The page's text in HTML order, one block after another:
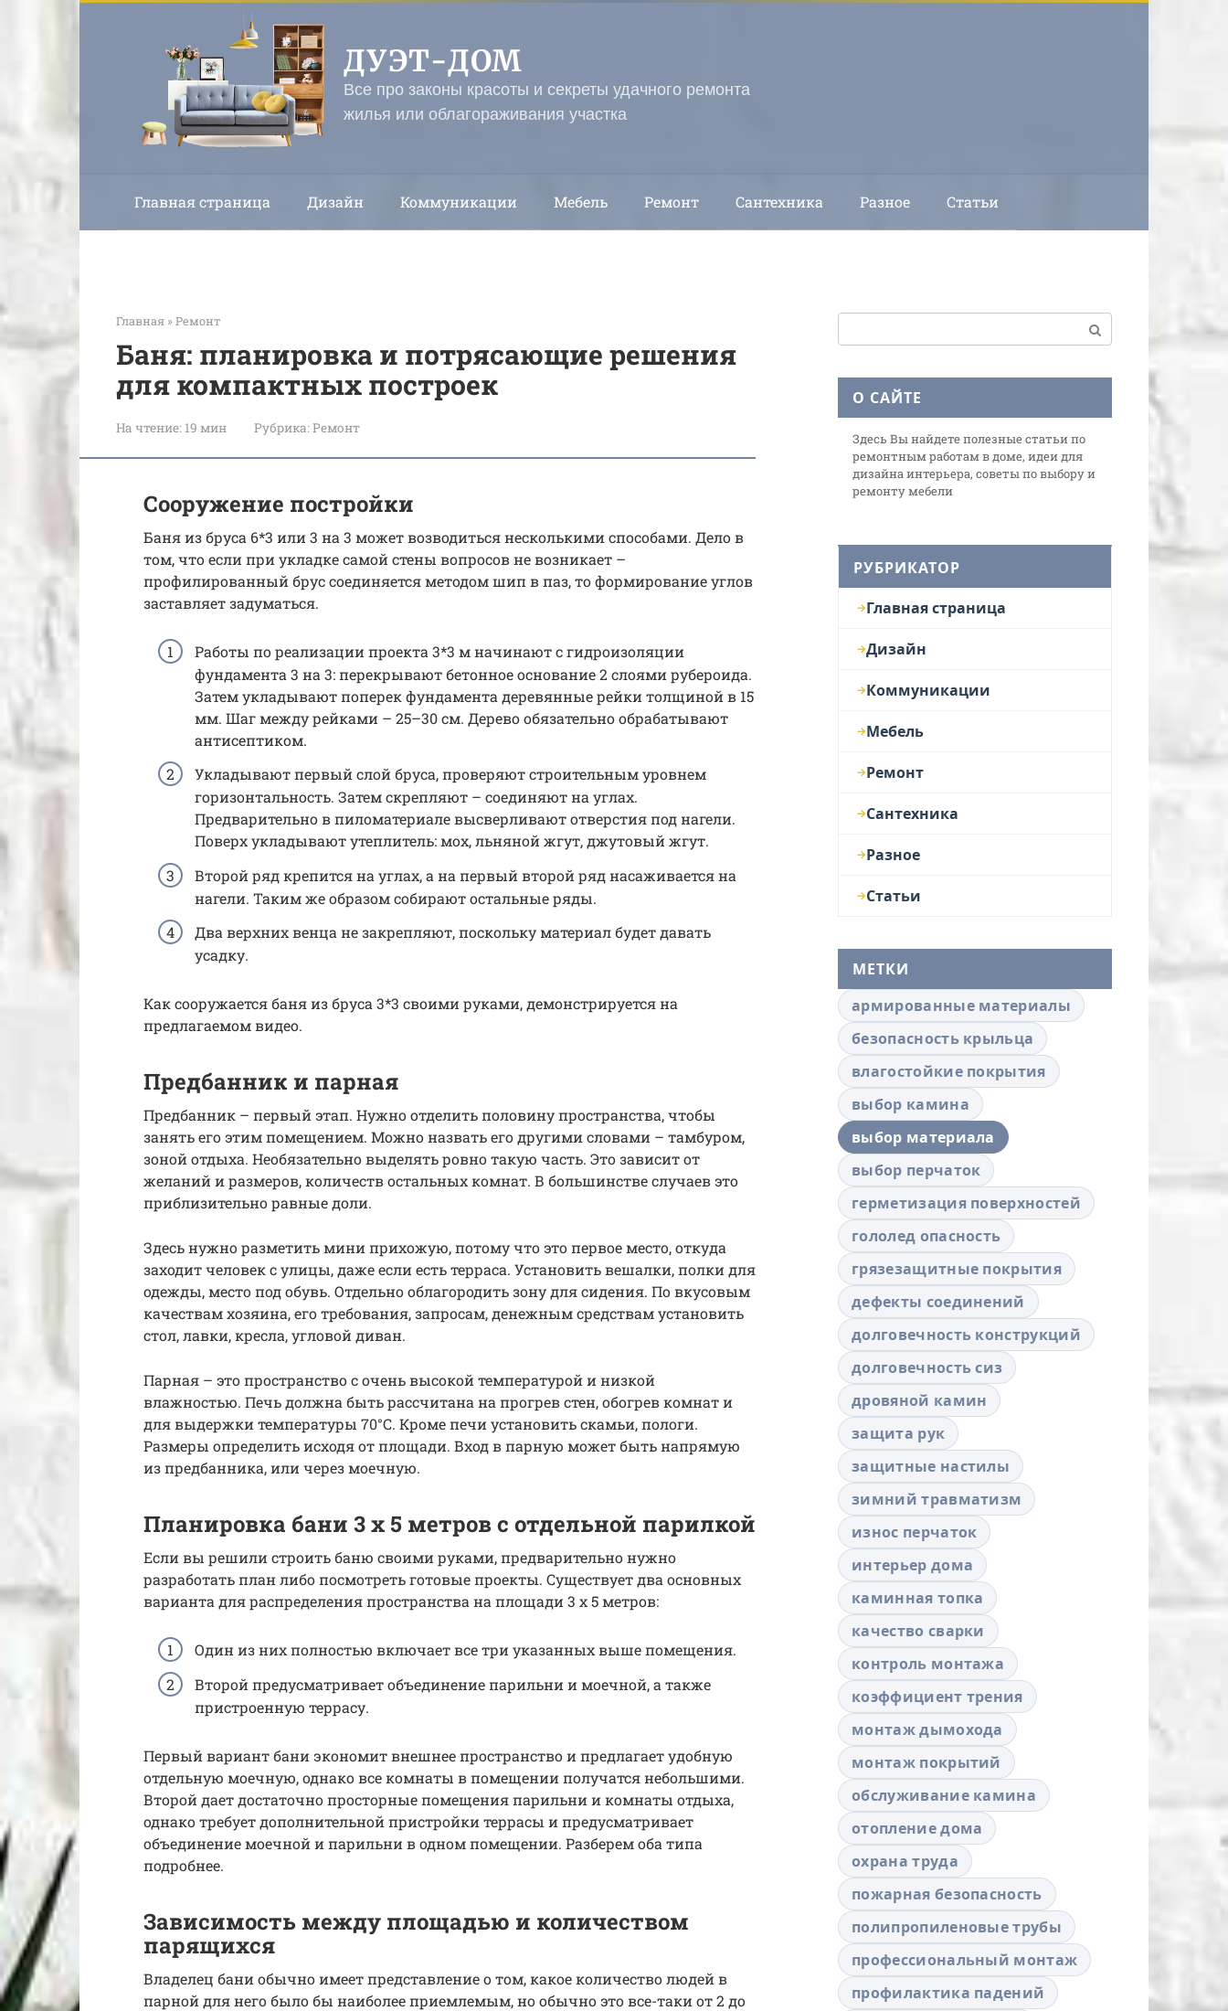
ДУЭТ-ДОМ
Все про законы красоты и секреты удачного ремонта
жилья или облагораживания участка
Главная страница Дизайн Коммуникации Мебель Ремонт Сантехника Разное Статьи
Главная »Ремонт
Баня: планировка и потрясающие решения
для компактных построек
На чтение: 19 мин Рубрика:Ремонт
Сооружение постройки
Баня из бруса 6*3 или 3 на 3 может возводиться несколькими способами. Дело в
том, что если при укладке самой стены вопросов не возникает –
профилированный брус соединяется методом шип в паз, то формирование углов
заставляет задуматься.
Работы по реализации проекта 3*3 м начинают с гидроизоляции
фундамента 3 на 3: перекрывают бетонное основание 2 слоями рубероида.
Затем укладывают поперек фундамента деревянные рейки толщиной в 15
мм. Шаг между рейками – 25–30 см. Дерево обязательно обрабатывают
антисептиком.
Укладывают первый слой бруса, проверяют строительным уровнем
горизонтальность. Затем скрепляют – соединяют на углах.
Предварительно в пиломатериале высверливают отверстия под нагели.
Поверх укладывают утеплитель: мох, льняной жгут, джутовый жгут.
Второй ряд крепится на углах, а на первый второй ряд насаживается на
нагели. Таким же образом собирают остальные ряды.
Два верхних венца не закрепляют, поскольку материал будет давать
усадку.
Как сооружается баня из бруса 3*3 своими руками, демонстрируется на
предлагаемом видео.
Предбанник и парная
Предбанник – первый этап. Нужно отделить половину пространства, чтобы
занять его этим помещением. Можно назвать его другими словами – тамбуром,
зоной отдыха. Необязательно выделять ровно такую часть. Это зависит от
желаний и размеров, количеств остальных комнат. В большинстве случаев это
приблизительно равные доли.
Здесь нужно разметить мини прихожую, потому что это первое место, откуда
заходит человек с улицы, даже если есть терраса. Установить вешалки, полки для
одежды, место под обувь. Отдельно облагородить зону для сидения. По вкусовым
качествам хозяина, его требования, запросам, денежным средствам установить
стол, лавки, кресла, угловой диван.
Парная – это пространство с очень высокой температурой и низкой
влажностью. Печь должна быть рассчитана на прогрев стен, обогрев комнат и
для выдержки температуры 70°С. Кроме печи установить скамьи, пологи.
Размеры определить исходя от площади. Вход в парную может быть напрямую
из предбанника, или через моечную.
Планировка бани 3 х 5 метров с отдельной парилкой
Если вы решили строить баню своими руками, предварительно нужно
разработать план либо посмотреть готовые проекты. Существует два основных
варианта для распределения пространства на площади 3 х 5 метров:
Один из них полностью включает все три указанных выше помещения.
Второй предусматривает объединение парильни и моечной, а также
пристроенную террасу.
Первый вариант бани экономит внешнее пространство и предлагает удобную
отдельную моечную, однако все комнаты в помещении получатся небольшими.
Второй дает достаточно просторные помещения парильни и комнаты отдыха,
однако требует дополнительной пристройки террасы и предусматривает
объединение моечной и парильни в одном помещении. Разберем оба типа
подробнее.
Зависимость между площадью и количеством
парящихся
Владелец бани обычно имеет представление о том, какое количество людей в
парной для него было бы наиболее приемлемым, но обычно это все-таки от 2 до
О САЙТЕ
Здесь Вы найдете полезные статьи по
ремонтным работам в доме, идеи для
дизайна интерьера, советы по выбору и
ремонту мебели
РУБРИКАТОР
Главная страница
Дизайн
Коммуникации
Мебель
Ремонт
Сантехника
Разное
Статьи
МЕТКИ
армированные материалы
безопасность крыльца
влагостойкие покрытия
выбор камина
выбор материала
выбор перчаток
герметизация поверхностей
гололед опасность
грязезащитные покрытия
дефекты соединений
долговечность конструкций
долговечность сиз
дровяной камин
защита рук
защитные настилы
зимний травматизм
износ перчаток
интерьер дома
каминная топка
качество сварки
контроль монтажа
коэффициент трения
монтаж дымохода
монтаж покрытий
обслуживание камина
отопление дома
охрана труда
пожарная безопасность
полипропиленовые трубы
профессиональный монтаж
профилактика падений